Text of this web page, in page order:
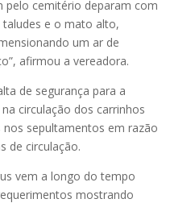
pelo cemitério deparam com
e o mato alto,
um ar de
afirmou a vereadora.
de segurança para a
circulação dos carrinhos
sepultamentos em razão
de circulação.
vem a longo do tempo
mostrando